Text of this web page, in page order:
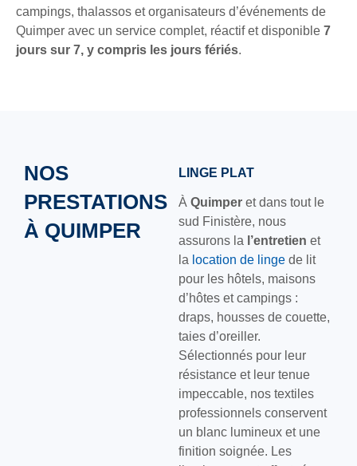
campings, thalassos et organisateurs d’événements de
Quimper avec un service complet, réactif et disponible 7
jours sur 7, y compris les jours fériés.
NOS
PRESTATIONS
À QUIMPER
LINGE PLAT
À Quimper et dans tout le
sud Finistère, nous
assurons la l’entretien et
la location de linge de lit
pour les hôtels, maisons
d’hôtes et campings :
draps, housses de couette,
taies d’oreiller.
Sélectionnés pour leur
résistance et leur tenue
impeccable, nos textiles
professionnels conservent
un blanc lumineux et une
finition soignée. Les